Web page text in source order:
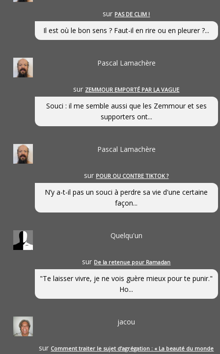
sur PAS DE CLIM !
Il est où le bon sens ? Faut-il en rire ou en pleurer ?...
Pascal Lamachère
sur ZEMMOUR EMPORTÉ PAR LA VAGUE
Souci : il me semble aussi que les Zemmour et ses
supporters ont...
Pascal Lamachère
sur POUR OU CONTRE TIKTOK ?
N’y a-t-il pas un souci à perdre sa vie d'une certaine
façon...
Quelqu'un
sur De la retenue pour Ramadan
"Te laisser vivre, je ne vois guère mieux pour te punir."
Ho...
jacou
sur Comment traiter le sujet d’agrégation : « La beauté du monde